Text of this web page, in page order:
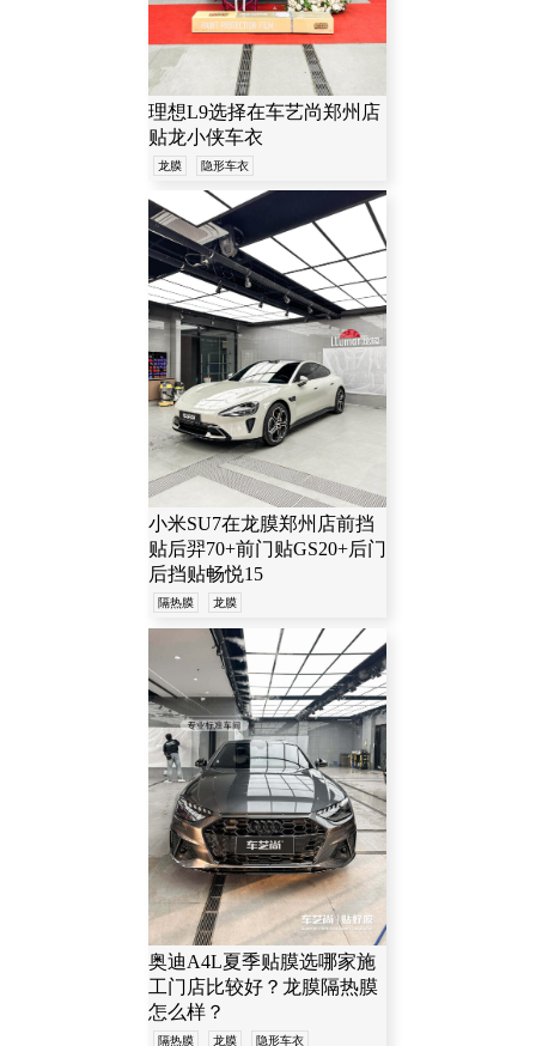
理想L9选择在车艺尚郑州店
贴龙小侠车衣
龙膜 隐形车衣
小米SU7在龙膜郑州店前挡
贴后羿70+前门贴GS20+后门
后挡贴畅悦15
隔热膜 龙膜
奥迪A4L夏季贴膜选哪家施
工门店比较好？龙膜隔热膜
怎么样？
隔热膜 龙膜 隐形车衣